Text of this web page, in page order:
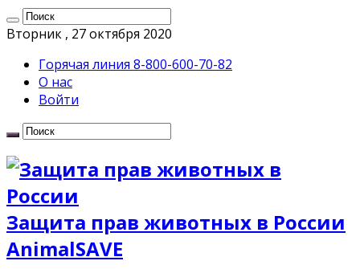
Вторник , 27 октября 2020
Горячая линия 8-800-600-70-82
О нас
Войти
Защита прав животных в России
AnimalSAVE